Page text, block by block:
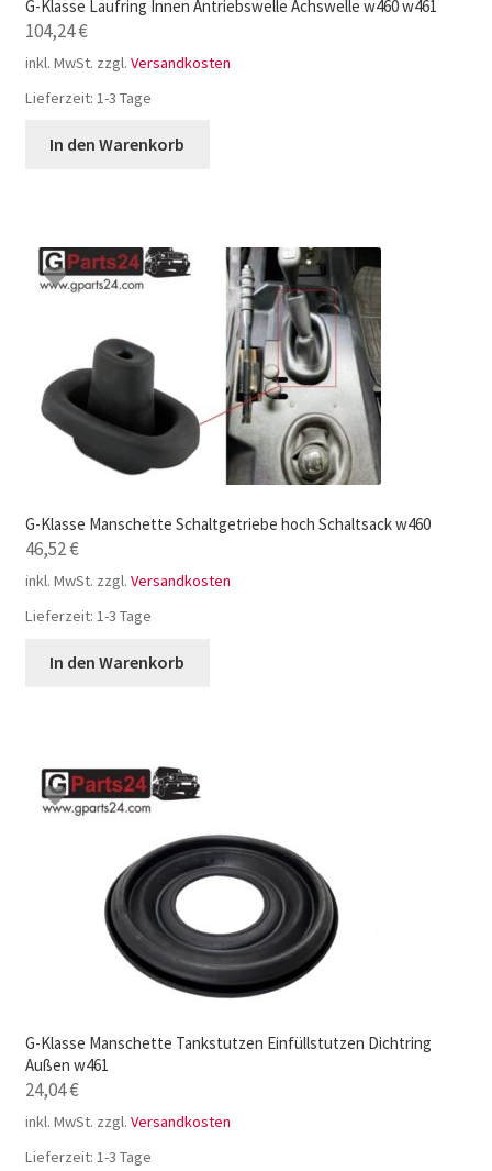
G-Klasse Laufring Innen Antriebswelle Achswelle w460 w461
104,24€
inkl. MwSt. zzgl. Versandkosten
Lieferzeit: 1-3 Tage
In den Warenkorb
G-Klasse Manschette Schaltgetriebe hoch Schaltsack w460
46,52€
inkl. MwSt. zzgl. Versandkosten
Lieferzeit: 1-3 Tage
In den Warenkorb
G-Klasse Manschette Tankstutzen Einfüllstutzen Dichtring
Außen w461
24,04€
inkl. MwSt. zzgl. Versandkosten
Lieferzeit: 1-3 Tage